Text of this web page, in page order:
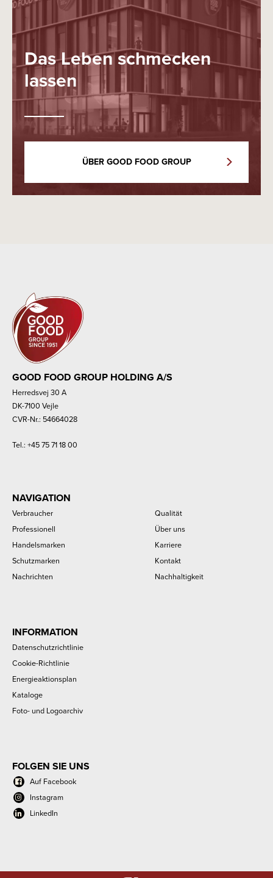
Das Leben schmecken
lassen
ÜBER GOOD FOOD GROUP
GOOD FOOD GROUP HOLDING A/S
Herredsvej 30 A
DK-7100 Vejle
CVR-Nr.: 54664028
Tel.: +45 75 71 18 00
NAVIGATION
Verbraucher
Professionell
Handelsmarken
Schutzmarken
Nachrichten
Qualität
Über uns
Karriere
Kontakt
Nachhaltigkeit
INFORMATION
Datenschutzrichtlinie
Cookie-Richtlinie
Energieaktionsplan
Kataloge
Foto- und Logoarchiv
FOLGEN SIE UNS
Auf Facebook
Instagram
LinkedIn